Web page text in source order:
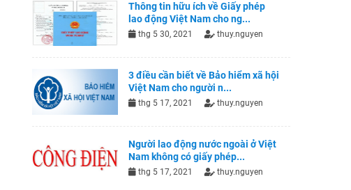
Thông tin hữu ích về Giấy phép
lao động Việt Nam cho ng...
thg 5 30, 2021 thuy.nguyen
3 điều cần biết về Bảo hiểm xã hội
Việt Nam cho người n...
thg 5 17, 2021 thuy.nguyen
Người lao động nước ngoài ở Việt
Nam không có giấy phép...
thg 5 17, 2021 thuy.nguyen